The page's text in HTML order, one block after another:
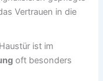
Vertrauen in die
ist im
oft besonders